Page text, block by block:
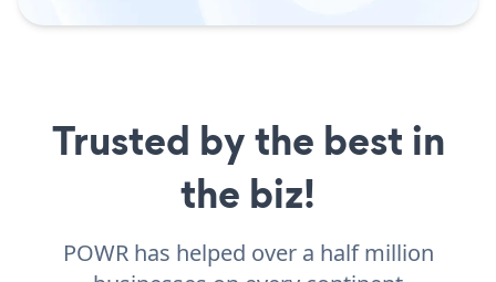
Trusted by the best in
the biz!
POWR has helped over a half million